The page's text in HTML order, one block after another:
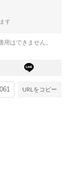
す
はできません。
URLをコピー